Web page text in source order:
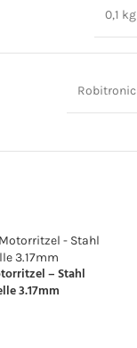
0,1 kg
Robitronic
– Stahl
3.17mm